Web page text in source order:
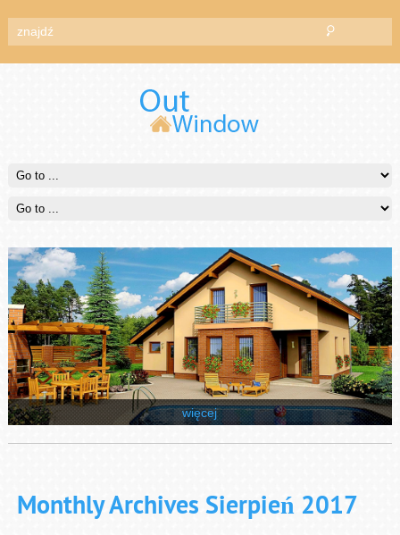
więcej
Monthly Archives Sierpień 2017